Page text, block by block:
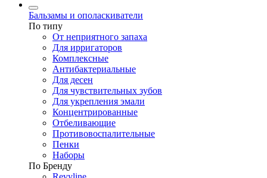
Бальзамы и ополаскиватели
По типу
От неприятного запаха
Для ирригаторов
Комплексные
Антибактериальные
Для десен
Для чувствительных зубов
Для укрепления эмали
Концентрированные
Отбеливающие
Противовоспалительные
Пенки
Наборы
По Бренду